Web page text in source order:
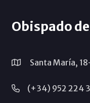
Obispado
Santa María,
(+34) 952 224